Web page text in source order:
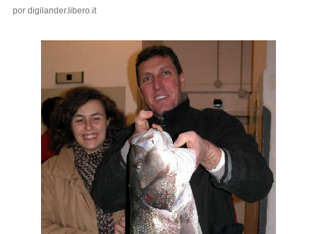
por digilander.libero.it